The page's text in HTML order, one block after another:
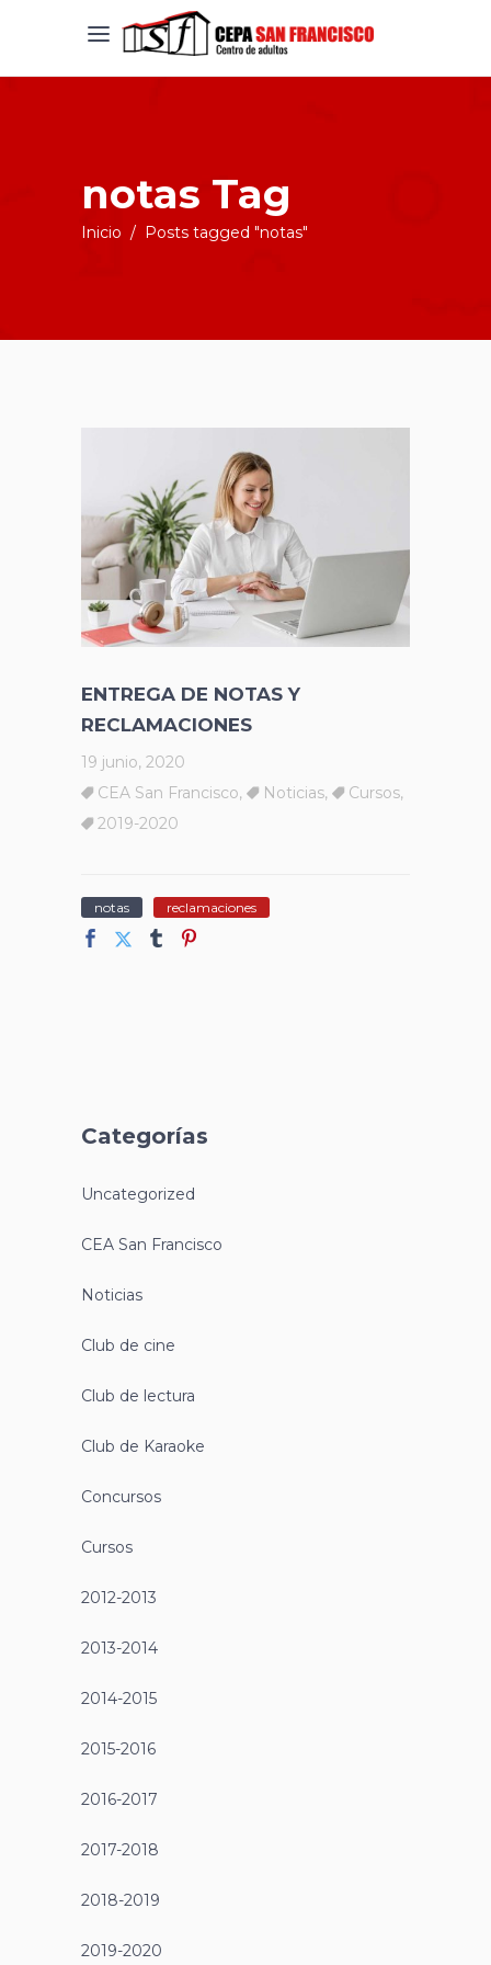
notas Tag
Inicio / Posts tagged "notas"
ENTREGA DE NOTAS Y
RECLAMACIONES
19 junio, 2020
CEA San Francisco, Noticias, Cursos,
2019-2020
notas reclamaciones
Categorías
Uncategorized
CEA San Francisco
Noticias
Club de cine
Club de lectura
Club de Karaoke
Concursos
Cursos
2012-2013
2013-2014
2014-2015
2015-2016
2016-2017
2017-2018
2018-2019
2019-2020